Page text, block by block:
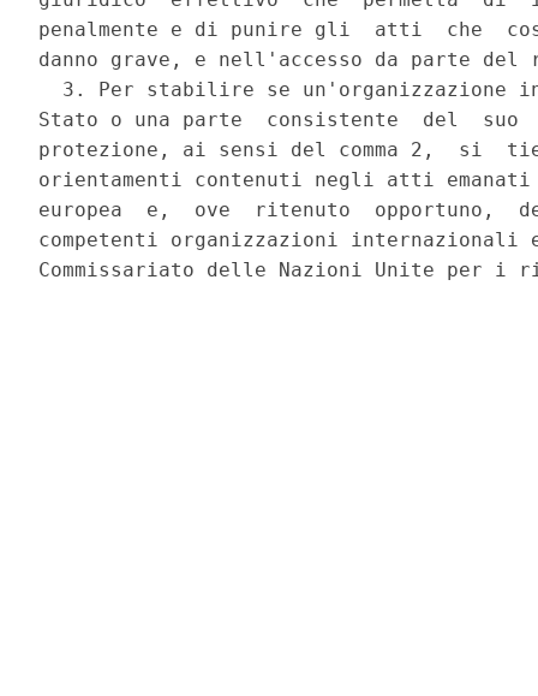
penalmente e di punire gli  atti  che
danno grave, e nell'accesso da parte
3. Per stabilire se un'organizzazione
Stato o una parte  consistente  del
protezione, ai sensi del comma 2,  si
orientamenti contenuti negli atti
europea  e,  ove  ritenuto  opportuno,
competenti organizzazioni